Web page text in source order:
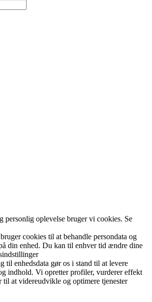
personlig oplevelse bruger vi cookies. Se
cookies til at behandle persondata og
din enhed. Du kan til enhver tid ændre dine
til enhedsdata gør os i stand til at levere
indhold. Vi opretter profiler, vurderer effekt
til at videreudvikle og optimere tjenester